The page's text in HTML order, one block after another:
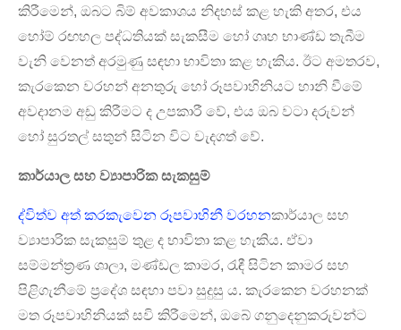
කිරීමෙන්, ඔබට බිම් අවකාශය නිදහස් කළ හැකි අතර, එය
හෝම් රඟහල පද්ධතියක් සැකසීම හෝ ගෘහ භාණ්ඩ තැබීම
වැනි වෙනත් අරමුණු සඳහා භාවිතා කළ හැකිය. ඊට අමතරව,
කැරකෙන වරහන් අනතුරු හෝ රූපවාහිනියට හානි වීමේ
අවදානම අඩු කිරීමට ද උපකාරී වේ, එය ඔබ වටා දරුවන්
හෝ සුරතල් සතුන් සිටින විට වැදගත් වේ.
කාර්යාල සහ ව්‍යාපාරික සැකසුම්
ද්විත්ව අත් කරකැවෙන රූපවාහිනී වරහනකාර්යාල සහ
ව්‍යාපාරික සැකසුම් තුළ ද භාවිතා කළ හැකිය. ඒවා
සම්මන්ත්‍රණ ශාලා, මණ්ඩල කාමර, රැඳී සිටින කාමර සහ
පිළිගැනීමේ ප්‍රදේශ සඳහා පවා සුදුසු ය. කැරකෙන වරහනක්
මත රූපවාහිනියක් සවි කිරීමෙන්, ඔබේ ගනුදෙනුකරුවන්ට